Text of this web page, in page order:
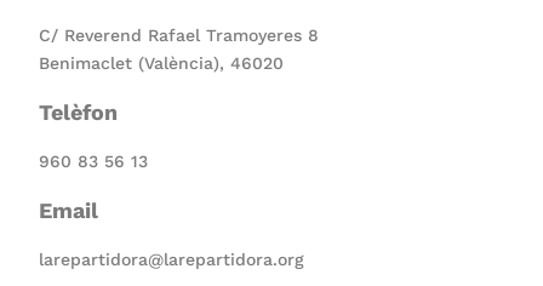
C/ Reverend Rafael Tramoyeres 8
Benimaclet (València), 46020
Telèfon
960 83 56 13
Email
larepartidora@larepartidora.org